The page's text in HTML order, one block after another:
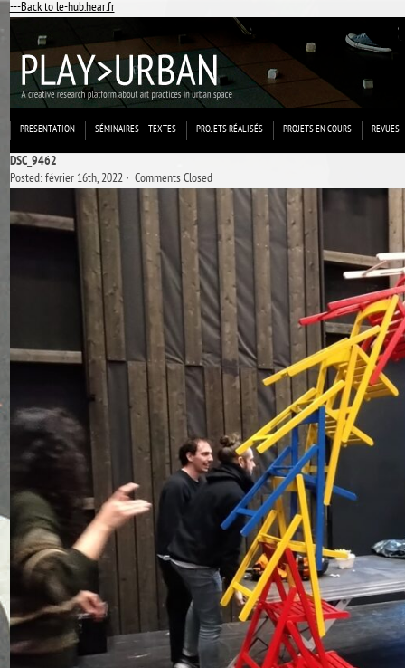
---Back to le-hub.hear.fr
PRESENTATION SÉMINAIRES – TEXTES PROJETS RÉALISÉS PROJETS EN COURS REVUES
DSC_9462
Posted: février 16th, 2022 ˑ Comments Closed